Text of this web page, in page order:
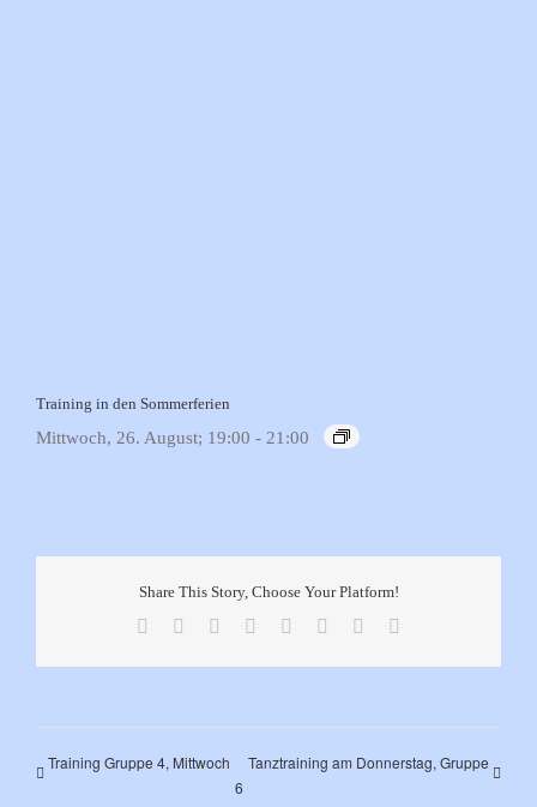
Training in den Sommerferien
Mittwoch, 26. August; 19:00 - 21:00
Share This Story, Choose Your Platform!
Facebook Reddit LinkedIn
TumblrPinterest
Training Gruppe 4, Mittwoch
Tanztraining am Donnerstag, Gruppe
6